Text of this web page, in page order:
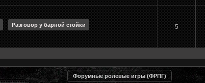
Разговор у барной стойки 5
Форумные ролевые игры (ФРПГ)